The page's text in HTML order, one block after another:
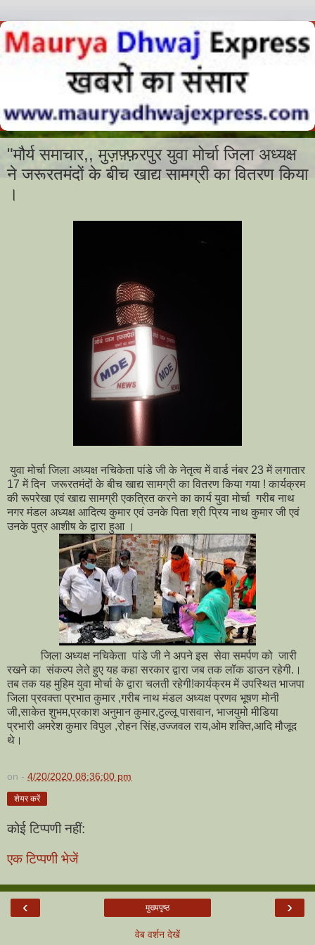
"मौर्य समाचार,, मुज़फ़्फ़रपुर युवा मोर्चा जिला अध्यक्ष
ने जरूरतमंदों के बीच खाद्य सामग्री का वितरण किया
।
युवा मोर्चा जिला अध्यक्ष नचिकेता पांडे जी के नेतृत्व में वार्ड नंबर 23 में लगातार
17 में दिन जरूरतमंदों के बीच खाद्य सामग्री का वितरण किया गया ! कार्यक्रम
की रूपरेखा एवं खाद्य सामग्री एकत्रित करने का कार्य युवा मोर्चा गरीब नाथ
नगर मंडल अध्यक्ष आदित्य कुमार एवं उनके पिता श्री प्रिय नाथ कुमार जी एवं
उनके पुत्र आशीष के द्वारा हुआ ।
जिला अध्यक्ष नचिकेता पांडे जी ने अपने इस सेवा समर्पण को जारी
रखने का संकल्प लेते हुए यह कहा सरकार द्वारा जब तक लॉक डाउन रहेगी.।
तब तक यह मुहिम युवा मोर्चा के द्वारा चलती रहेगी!कार्यक्रम में उपस्थित भाजपा
जिला प्रवक्ता प्रभात कुमार ,गरीब नाथ मंडल अध्यक्ष प्रणव भूषण मोनी
जी,साकेत शुभम,प्रकाश अनुमान कुमार,टुल्लू पासवान, भाजयुमो मीडिया
प्रभारी अमरेश कुमार विपुल ,रोहन सिंह,उज्जवल राय,ओम शक्ति,आदि मौजूद
थे।
on - 4/20/2020 08:36:00 pm
शेयर करें
कोई टिप्पणी नहीं:
एक टिप्पणी भेजें
‹ ›
मुख्यपृष्ठ
वेब वर्शन देखें